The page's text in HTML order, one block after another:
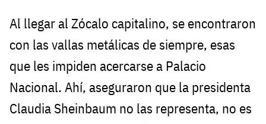
Al llegar al Zócalo capitalino, se encontraron
con las vallas metálicas de siempre, esas
que les impiden acercarse a Palacio
Nacional. Ahí, aseguraron que la presidenta
Claudia Sheinbaum no las representa, no es